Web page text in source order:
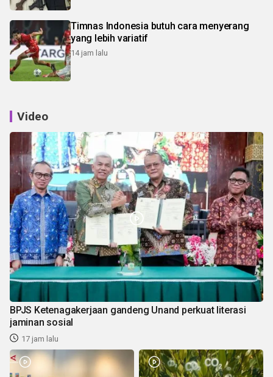
Timnas Indonesia butuh cara menyerang
yang lebih variatif
14 jam lalu
Video
BPJS Ketenagakerjaan gandeng Unand perkuat literasi
jaminan sosial
17 jam lalu